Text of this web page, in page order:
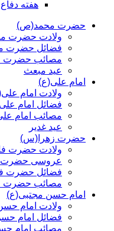
هفته
حضرت محمد(ص)
ولادت حضرت
فضائل حضرت
مصائب حضرت
عید مبعث
امام علی(ع)
ولادت امام
فضائل امام
مصائب امام
عید غدیر
حضرت زهرا(س)
ولادت حضرت
عروسی
فضائل حضرت
مصائب حضرت
امام حسن مجتبی(ع)
ولادت امام
فضائل امام
مصائب امام